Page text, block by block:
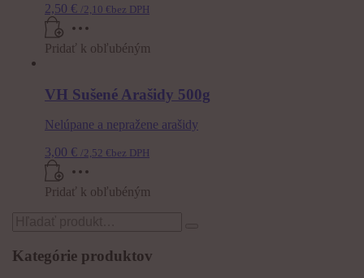
2,50 € /2,10 € bez DPH
Pridať k obľubéným
VH Sušené Arašidy 500g
Nelúpane a nepražene arašidy
3,00 € /2,52 € bez DPH
Pridať k obľubéným
Kategórie produktov